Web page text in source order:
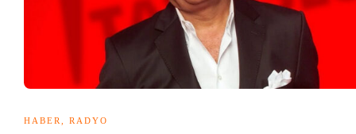
HABER RADYO